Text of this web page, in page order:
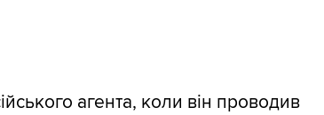
агента, коли він проводив